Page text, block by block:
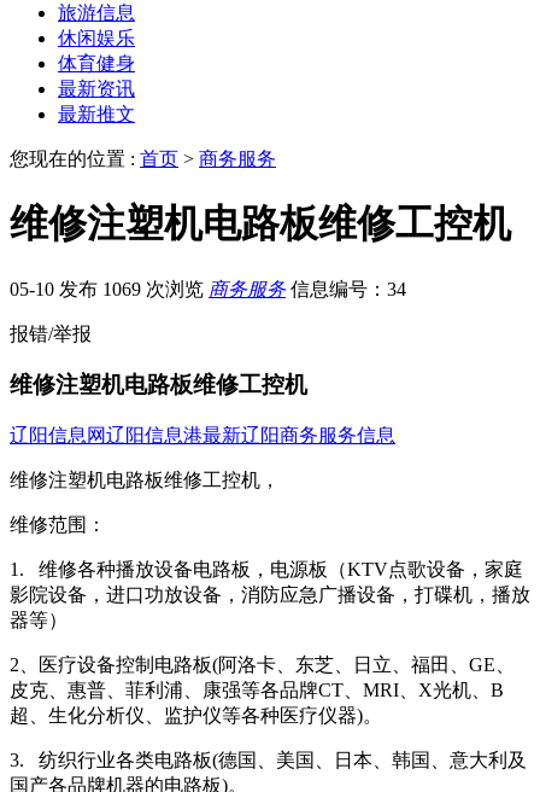
旅游信息
休闲娱乐
体育健身
最新资讯
最新推文
您现在的位置 : 首页 > 商务服务
维修注塑机电路板维修工控机
05-10 发布 1069 次浏览 商务服务 信息编号：34
报错/举报
维修注塑机电路板维修工控机
辽阳信息网辽阳信息港最新辽阳商务服务信息
维修注塑机电路板维修工控机，
维修范围：
1. 维修各种播放设备电路板，电源板（KTV点歌设备，家庭
影院设备，进口功放设备，消防应急广播设备，打碟机，播放
器等）
2、医疗设备控制电路板(阿洛卡、东芝、日立、福田、GE、
皮克、惠普、菲利浦、康强等各品牌CT、MRI、X光机、B
超、生化分析仪、监护仪等各种医疗仪器)。
3. 纺织行业各类电路板(德国、美国、日本、韩国、意大利及
国产各品牌机器的电路板)。